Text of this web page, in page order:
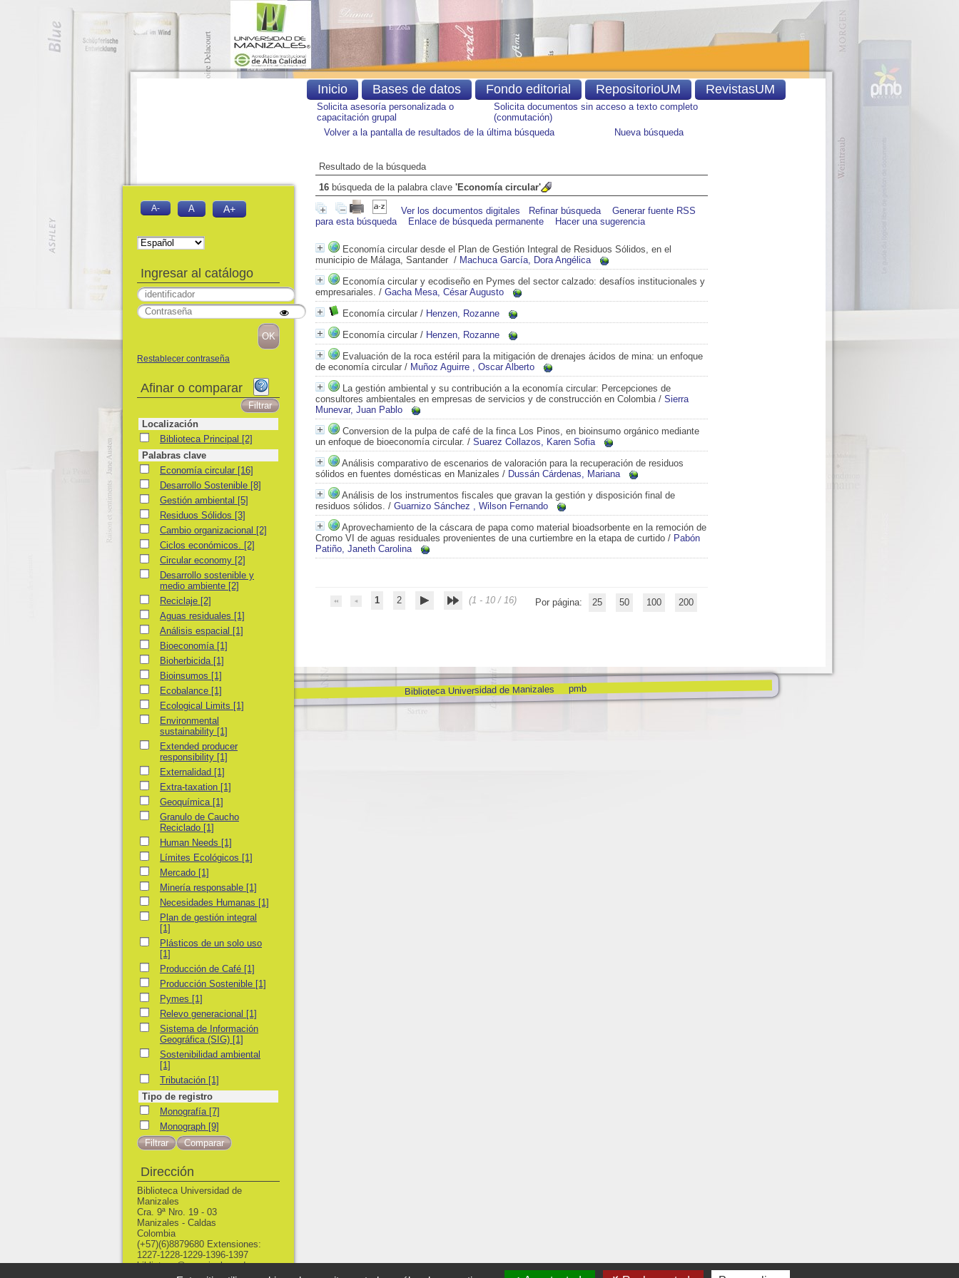
Solicita asesoría personalizada o
capacitación grupal
Solicita documentos sin acceso a texto completo
(conmutación)
Volver a la pantalla de resultados de la última búsqueda
Nueva búsqueda
Resultado de la búsqueda
16 búsqueda de la palabra clave 'Economía circular'
Ver los documentos digitales Refinar búsqueda
Generar fuente RSS
para esta búsqueda
Enlace de búsqueda permanente Hacer una sugerencia
Economía circular desde el Plan de Gestión Integral de Residuos Sólidos, en el
municipio de Málaga, Santander / Machuca García, Dora Angélica
Economía circular y ecodiseño en Pymes del sector calzado: desafíos institucionales y
empresariales. / Gacha Mesa, César Augusto
Economía circular / Henzen, Rozanne
Economía circular / Henzen, Rozanne
Evaluación de la roca estéril para la mitigación de drenajes ácidos de mina: un enfoque
de economía circular / Muñoz Aguirre , Oscar Alberto
La gestión ambiental y su contribución a la economía circular: Percepciones de
consultores ambientales en empresas de servicios y de construcción en Colombia/ Sierra
Munevar, Juan Pablo
Conversion de la pulpa de café de la finca Los Pinos, en bioinsumo orgánico mediante
un enfoque de bioeconomía circular. / Suarez Collazos, Karen Sofia
Análisis comparativo de escenarios de valoración para la recuperación de residuos
sólidos en fuentes domésticas en Manizales / Dussán Cárdenas, Mariana
Análisis de los instrumentos fiscales que gravan la gestión y disposición final de
residuos sólidos. / Guarnizo Sánchez , Wilson Fernando
Aprovechamiento de la cáscara de papa como material bioadsorbente en la remoción de
Cromo VI de aguas residuales provenientes de una curtiembre en la etapa de curtido / Pabón
Patiño, Janeth Carolina
1 2 (1 - 10 / 16) Por página: 25 50 100 200
Biblioteca Universidad de Manizales pmb
Inicio Bases de datos Fondo editorial RepositorioUM RevistasUM
A- A A+
Ingresar al catálogo
Restablecer contraseña
Afinar o comparar
Localización
Biblioteca Principal
Biblioteca Principal [2]
Palabras clave
Economía circular
Economía circular [16]
Desarrollo Sostenible
Desarrollo Sostenible [8]
Gestión ambiental
Gestión ambiental [5]
Residuos Sólidos
Residuos Sólidos [3]
Cambio organizacional
Cambio organizacional [2]
Ciclos económicos.
Ciclos económicos. [2]
Circular economy
Circular economy [2]
Desarrollo sostenible y medio ambiente
Desarrollo sostenible y
medio ambiente [2]
ReciclajeReciclaje [2]
Aguas residuales
Aguas residuales [1]
Análisis espacial
Análisis espacial [1]
Bioeconomía
Bioeconomía [1]
Bioherbicida
Bioherbicida [1]
Bioinsumos
Bioinsumos [1]
Ecobalance
Ecobalance [1]
Ecological Limits
Ecological Limits [1]
Environmental sustainability
Environmental
sustainability [1]
Extended producer responsibility
Extended producer
responsibility [1]
Externalidad
Externalidad [1]
Extra-taxation
Extra-taxation [1]
Geoquímica
Geoquímica [1]
Granulo de Caucho Reciclado
Granulo de Caucho
Reciclado [1]
Human Needs
Human Needs [1]
Límites Ecológicos
Límites Ecológicos [1]
MercadoMercado [1]
Minería responsable
Minería responsable [1]
Necesidades Humanas
Necesidades Humanas [1]
Plan de gestión integral
Plan de gestión integral
[1]
Plásticos de un solo uso
Plásticos de un solo uso
[1]
Producción de Café
Producción de Café [1]
Producción Sostenible
Producción Sostenible [1]
PymesPymes [1]
Relevo generacional
Relevo generacional [1]
Sistema de Información Geográfica (SIG)
Sistema de Información
Geográfica (SIG) [1]
Sostenibilidad ambiental
Sostenibilidad ambiental
[1]
Tributación
Tributación [1]
Tipo de registro
Monografía
Monografía [7]
Monograph
Monograph [9]
Dirección
Biblioteca Universidad de
Manizales
Cra. 9ª Nro. 19 - 03
Manizales - Caldas
Colombia
(+57)(6)8879680 Extensiones:
1227-1228-1229-1396-1397
biblioteca@umanizales.edu.co